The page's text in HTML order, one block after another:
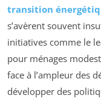
transition
s’avèrent souvent
initiatives comme le
pour ménages
face à l’ampleur des
développer des